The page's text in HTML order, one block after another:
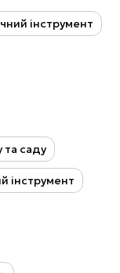
інструмент
та саду
інструмент